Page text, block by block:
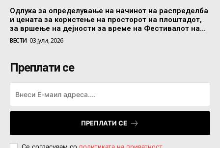
Одлука за определување на начинот на распределба
и цената за користење на просторот на плоштадот,
за вршење на дејности за време на Фестивалот на...
ВЕСТИ 03 јули, 2026
Преплати се
ПРЕПЛАТИ СЕ
Се согласувам со политиката на приватност.